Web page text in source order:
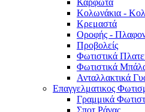
Καρφωτά
Κολωνάκια -
Κρεμαστά
Οροφής -
Προβολείς
Φωτιστικά
Φωτιστικά
Ανταλλακτικά
Επαγγελματικος
Γραμμικά
Σποτ Ράγας